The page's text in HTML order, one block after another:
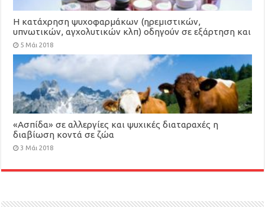
Η κατάχρηση ψυχοφαρμάκων (ηρεμιστικών,
υπνωτικών, αγχολυτικών κλπ) οδηγούν σε εξάρτηση και
εθισμό με επικίνδυνες συνέπειες
5 Μάι 2018
«Ασπίδα» σε αλλεργίες και ψυχικές διαταραχές η
διαβίωση κοντά σε ζώα
3 Μάι 2018